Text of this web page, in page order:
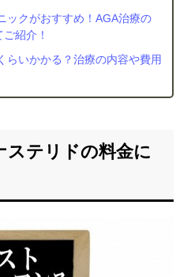
ックがおすすめ！AGA治療の
紹介！
らいかかる？治療の内容や費用
ステリドの料金に